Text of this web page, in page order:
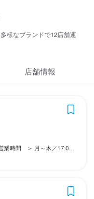
様なブランドで12店舗運
店舗情報
～22:00 金・土・祝前日／17:00~23:00
が対象
が対象
が対象
が対象